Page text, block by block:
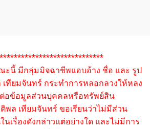
ะนี้ มีกลุ่มมิจฉาชีพแอบอ้าง ชื่อ และ รูป
ทียมจันทร์ กระทำการหลอกลวงให้หลง
ต่อข้อมูลส่วนบุคคลหรือทรัพย์สิน
พล เทียมจันทร์ ขอเรียนว่าไม่มีส่วน
นเรื่องดังกล่าวแต่อย่างใด และไม่มีการ